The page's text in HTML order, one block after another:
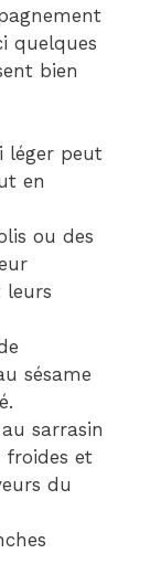
quelques
bien
léger peut
en
ou des
leurs
sésame
sarrasin
froides et
du